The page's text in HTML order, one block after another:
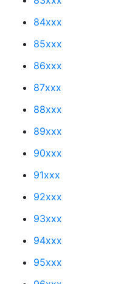
84xxx
85xxx
86xxx
87xxx
88xxx
89xxx
90xxx
91xxx
92xxx
93xxx
94xxx
95xxx